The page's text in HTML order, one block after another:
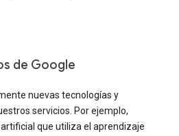
de Google
nuevas tecnologías y
servicios. Por ejemplo,
que utiliza el aprendizaje